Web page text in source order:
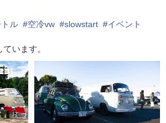
ル #空冷vw #slowstart #イベント
います。